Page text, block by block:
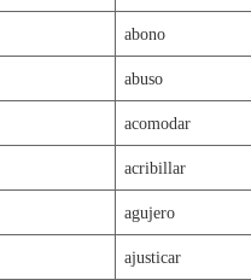
abono
abuso
acomodar
acribillar
agujero
ajusticar